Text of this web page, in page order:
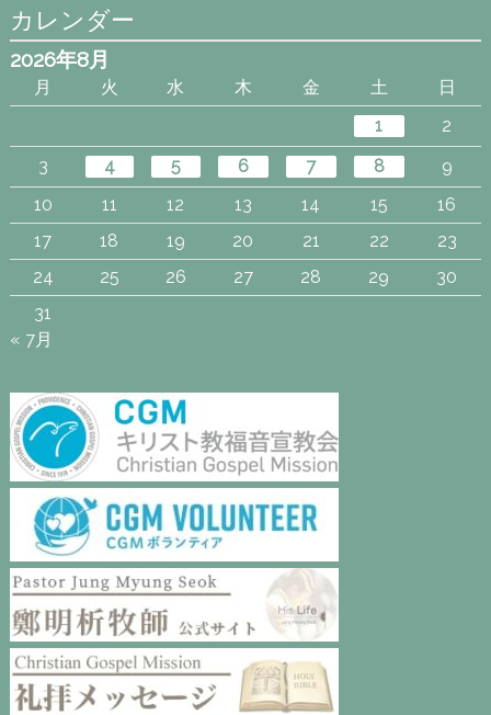
カレンダー
2026年8月
月 火 水 木 金 土
日
1
2
3
4 5 6 7 8
9
10
11 12 13 14 15
16
17
18 19 20 21 22
23
24
25 26 27 28 29
30
31
« 7月